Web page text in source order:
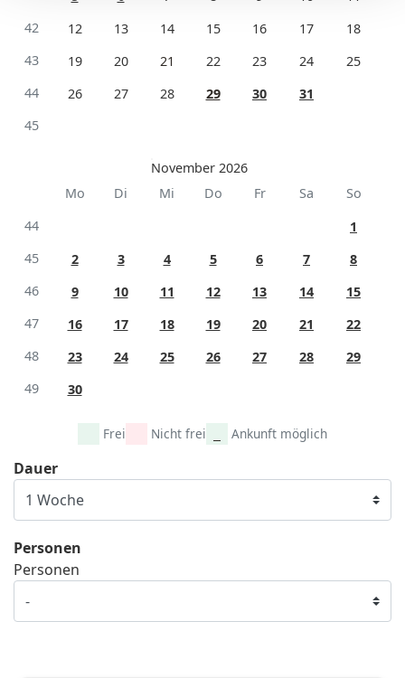
42
12 13 14 15 16 17
18
43
19 20 21 22 23 24
25
44
26 27 28 29 30
31
45
November 2026
Mo
Di Mi Do Fr Sa
So
44
1
45
2 3 4 5 6 7
8
46
9 10 11 12 13 14
15
47
16 17 18 19 20 21
22
48
23 24 25 26 27 28
29
49
30
Frei Nicht frei Ankunft möglich
Dauer
Personen
Personen